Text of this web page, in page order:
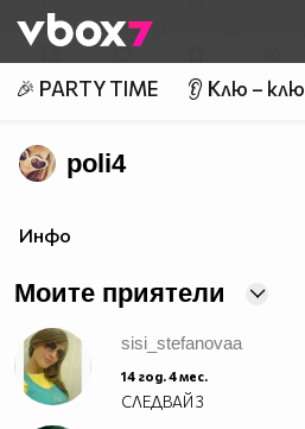
👾
🎉 PARTY TIME 👂 Клю – клю
poli4
Инфо
Моите приятели
sisi_stefanovaa
14 год. 4 мес.
СЛЕДВАЙ3